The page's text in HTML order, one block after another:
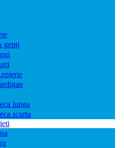
genți
lunga
scurta